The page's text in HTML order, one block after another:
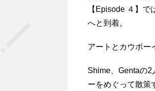
【Episode ４】
へと到着。
アートとカウボー
Shime、Gentaの
ーをめぐって散策